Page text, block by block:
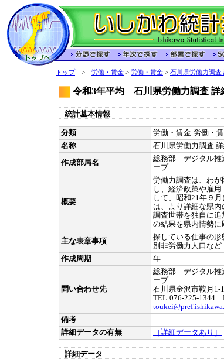
トップ> 労働・賃金 > 労働・賃金 > 石川県労働力調査
令和3年平均 石川県労働力調査 詳
統計基本情報
分類
労働・賃金-労働・
名称
石川県労働力調査
作成部局名
総務部 デジタル推
ープ
概要
労働力調査は、わ
し、経済政策や雇
して、昭和21年９
は、より詳細な県
調査世帯を独自に
の結果を県内情勢に
主な表章事項
探している仕事の
別非労働力人口など
作成周期
年
問い合わせ先
総務部 デジタル推
ープ
石川県金沢市鞍月1-1
TEL:076-225-1344
備考
詳細データの有無
［詳細データあり］
詳細データ